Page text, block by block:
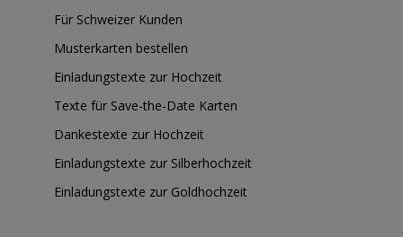
Für Schweizer Kunden
Musterkarten bestellen
Einladungstexte zur Hochzeit
Texte für Save-the-Date Karten
Dankestexte zur Hochzeit
Einladungstexte zur Silberhochzeit
Einladungstexte zur Goldhochzeit